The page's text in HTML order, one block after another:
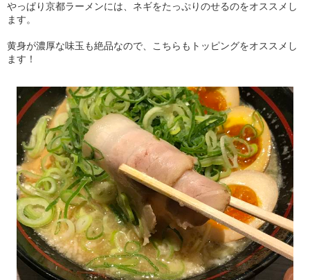
やっぱり京都ラーメンには、ネギをたっぷりのせるのをオススメし
ます。
黄身が濃厚な味玉も絶品なので、こちらもトッピングをオススメし
ます！